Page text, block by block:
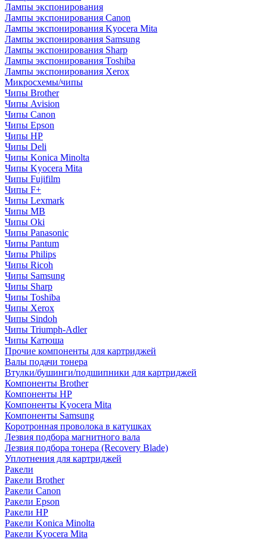
Лампы экспонирования
Лампы экспонирования Canon
Лампы экспонирования Kyocera Mita
Лампы экспонирования Samsung
Лампы экспонирования Sharp
Лампы экспонирования Toshiba
Лампы экспонирования Xerox
Микросхемы/чипы
Чипы Brother
Чипы Avision
Чипы Canon
Чипы Epson
Чипы HP
Чипы Deli
Чипы Konica Minolta
Чипы Kyocera Mita
Чипы Fujifilm
Чипы F+
Чипы Lexmark
Чипы MB
Чипы Oki
Чипы Panasonic
Чипы Pantum
Чипы Philips
Чипы Ricoh
Чипы Samsung
Чипы Sharp
Чипы Toshiba
Чипы Xerox
Чипы Sindoh
Чипы Triumph-Adler
Чипы Катюша
Прочие компоненты для картриджей
Валы подачи тонера
Втулки/бушинги/подшипники для картриджей
Компоненты Brother
Компоненты HP
Компоненты Kyocera Mita
Компоненты Samsung
Коротронная проволока в катушках
Лезвия подбора магнитного вала
Лезвия подбора тонера (Recovery Blade)
Уплотнения для картриджей
Ракели
Ракели Brother
Ракели Canon
Ракели Epson
Ракели HP
Ракели Konica Minolta
Ракели Kyocera Mita